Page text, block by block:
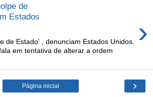
de
Estados
›
de Estado' , denunciam Estados Unidos.
em tentativa de alterar a ordem
›
Página inicial